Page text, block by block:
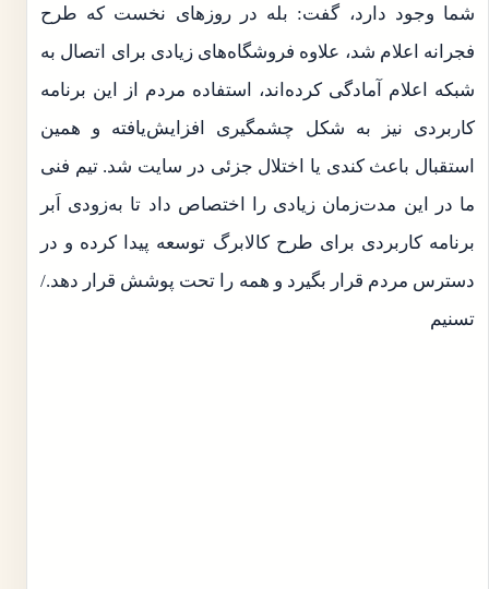
شما وجود دارد، گفت: بله در روزهای نخست که طرح
فجرانه اعلام شد، علاوه فروشگاه‌های زیادی برای اتصال به
شبکه اعلام آمادگی کرده‌اند، استفاده مردم از این برنامه
کاربردی نیز به شکل چشمگیری افزایش‌یافته و همین
استقبال باعث کندی یا اختلال جزئی در سایت شد. تیم فنی
ما در این مدت‌زمان زیادی را اختصاص داد تا به‌زودی اَبر
برنامه کاربردی برای طرح کالابرگ توسعه پیدا کرده و در
دسترس مردم قرار بگیرد و همه را تحت پوشش قرار دهد./
تسنیم